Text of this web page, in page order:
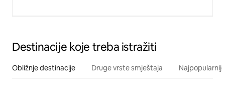
Destinacije koje treba istražiti
Obližnje destinacije Druge vrste smještaja